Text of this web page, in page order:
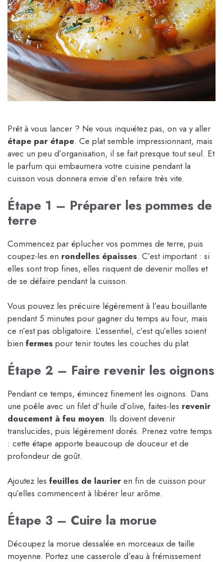
Prêt à vous lancer ? Ne vous inquiétez pas, on va y aller
étape par étape. Ce plat semble impressionnant, mais
avec un peu d’organisation, il se fait presque tout seul. Et
le parfum qui embaumera votre cuisine pendant la
cuisson vous donnera envie d’en refaire très vite.
Étape 1 – Préparer les pommes de
terre
Commencez par éplucher vos pommes de terre, puis
coupez-les en rondelles épaisses. C’est important : si
elles sont trop fines, elles risquent de devenir molles et
de se défaire pendant la cuisson.
Vous pouvez les précuire légèrement à l’eau bouillante
pendant 5 minutes pour gagner du temps au four, mais
ce n’est pas obligatoire. L’essentiel, c’est qu’elles soient
bien fermes pour tenir toutes les couches du plat.
Étape 2 – Faire revenir les oignons
Pendant ce temps, émincez finement les oignons. Dans
une poêle avec un filet d’huile d’olive, faites-les revenir
doucement à feu moyen. Ils doivent devenir
translucides, puis légèrement dorés. Prenez votre temps
: cette étape apporte beaucoup de douceur et de
profondeur de goût.
Ajoutez les feuilles de laurier en fin de cuisson pour
qu’elles commencent à libérer leur arôme.
Étape 3 – Cuire la morue
Découpez la morue dessalée en morceaux de taille
moyenne. Portez une casserole d’eau à frémissement